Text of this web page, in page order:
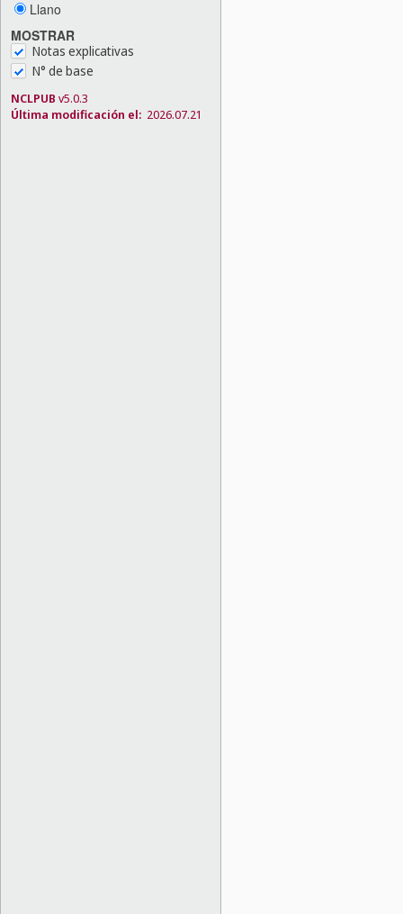
Llano
MOSTRAR
Notas explicativas
N° de base
NCLPUB v5.0.3
Última modificación el: 2026.07.21